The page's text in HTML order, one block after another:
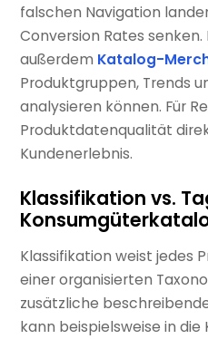
falschen Navigation
Conversion Rates
außerdem Katalog-
Produktgruppen, Trends
analysieren können. Für
Produktdatenqualität
Kundenerlebnis.
Klassifikation vs.
Klassifikation weist jedes
einer organisierten
zusätzliche
kann beispielsweise in